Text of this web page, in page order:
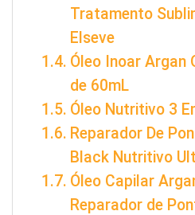
Tratamento
Elseve
Óleo Inoar Argan
de 60mL
Óleo Nutritivo 3
Reparador De
Black Nutritivo
Óleo Capilar
Reparador de